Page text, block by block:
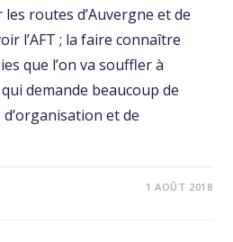
les routes d’Auvergne et de
l’AFT ; la faire connaître
que l’on va souffler à
demande beaucoup de
et de
1 AOÛT 2018